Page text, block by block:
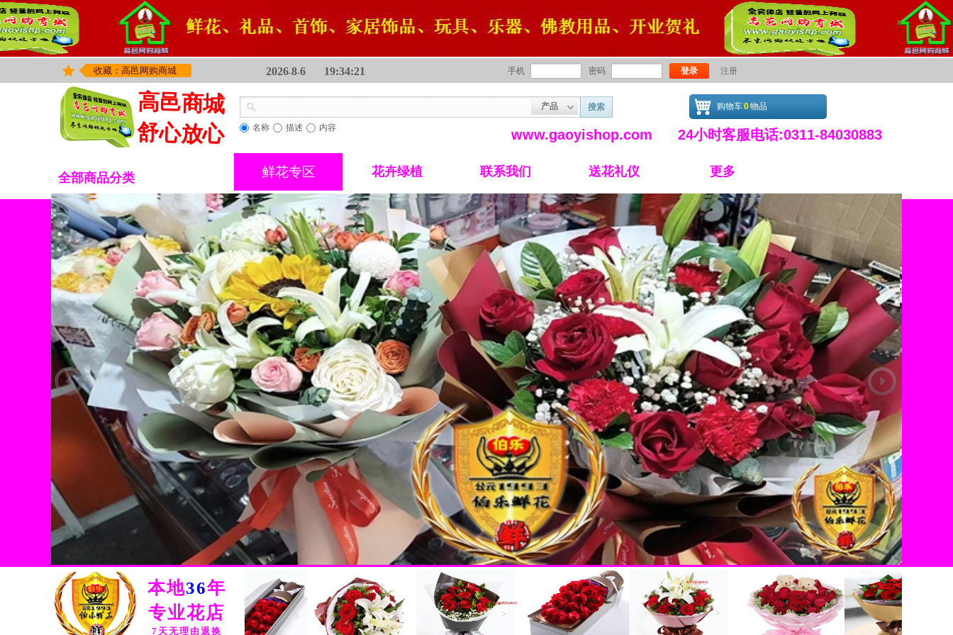
手机 密码 登录 注册
2026-8-6 19:34:22
收藏：高邑网购商城
高邑商城
舒心放心
购物车0物品
产品 搜索
名称 描述 内容 www.gaoyishop.com 24小时客服电话:0311-84030883
鲜花专区 花卉绿植 联系我们 送花礼仪 更多
全部商品分类
工艺摆件
热销鲜花
鲜花专区
>
精选礼品
花卉绿植
精品蛋糕
为爱一生
为爱一生，只为等待相守到老的人。
鲜花展示
HOT
本地36年
专业花店
7天无理由退换